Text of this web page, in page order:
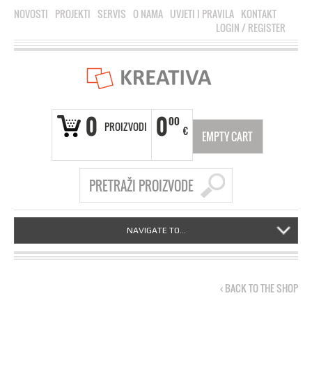
NOVOSTI PROJEKTI SERVIS O NAMA UVJETI I PRAVILA KONTAKT
LOGIN/REGISTER
0 PROIZVODI 000
€ EMPTY CART
NAVIGATE TO...
‹ BACK TO THE SHOP